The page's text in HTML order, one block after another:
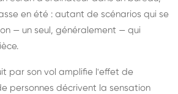
en été : autant de scénarios qui se
— un seul, généralement — qui
par son vol amplifie l'effet de
personnes décrivent la sensation